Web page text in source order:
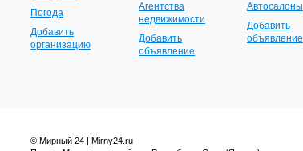
Погода
Добавить
организацию
Агентства
недвижимости
Добавить
объявление
Автосалоны
Добавить
объявление
© Мирный 24 | Mirny24.ru